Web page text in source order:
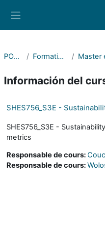
POLYTECH Formations POLYTECH
Información del
SHES756_S3E -
SHES756_S3E -
metrics
Responsable de cours:
Responsable de cours: